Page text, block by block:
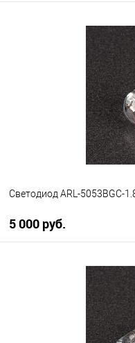
Светодиод ARL-5053BGC-
5 000 pуб.